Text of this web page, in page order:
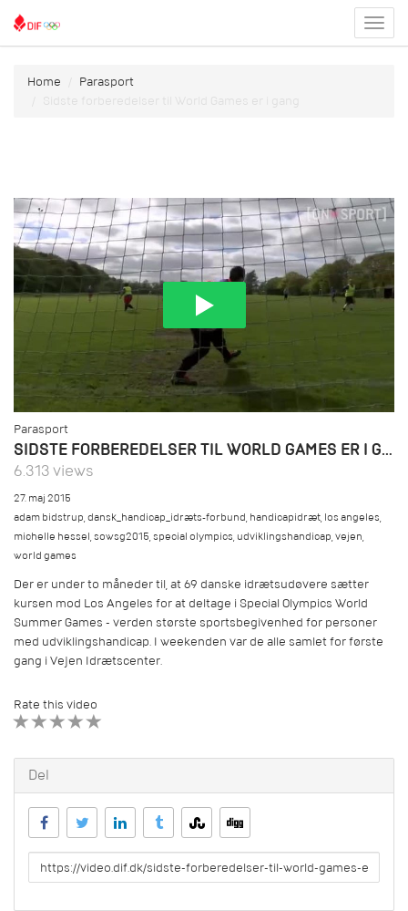
menu
Home
Parasport
Sidste forberedelser til World Games er i gang
Parasport
SIDSTE FORBEREDELSER TIL WORLD GAMES ER I GANG
6.313 views
27. maj 2015
adam bidstrup,dansk_handicap_idræts-forbund,handicapidræt,los angeles,
michelle hessel,sowsg2015,special olympics,udviklingshandicap,vejen,
world games
Der er under to måneder til, at 69 danske idrætsudøvere sætter
kursen mod Los Angeles for at deltage i Special Olympics World
Summer Games - verden største sportsbegivenhed for personer
med udviklingshandicap. I weekenden var de alle samlet for første
gang i Vejen Idrætscenter.
Rate this video
Del
URL
to